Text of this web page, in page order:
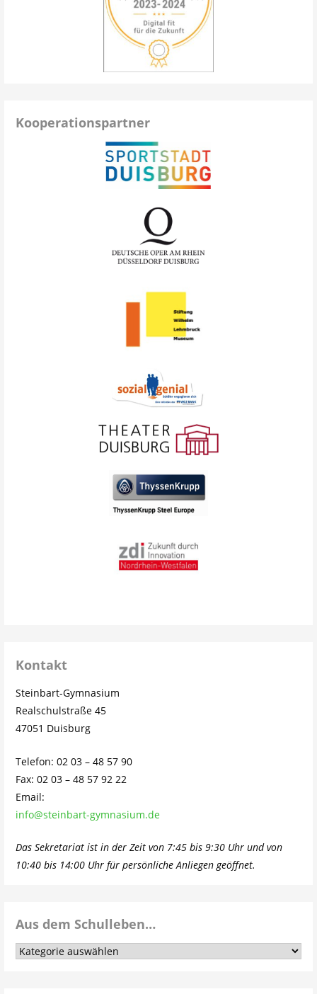
Kooperationspartner
Kontakt
Steinbart-Gymnasium
Realschulstraße 45
47051 Duisburg
Telefon: 02 03 – 48 57 90
Fax: 02 03 – 48 57 92 22
Email:
info@steinbart-gymnasium.de
Das Sekretariat ist in der Zeit von 7:45 bis 9:30 Uhr und von
10:40 bis 14:00 Uhr für persönliche Anliegen geöffnet.
Aus dem Schulleben…
Aus